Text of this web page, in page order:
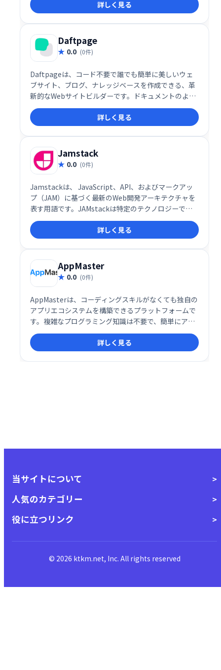
ます。
詳しく見る
Daftpage
0.0 (0件)
Daftpageは、コード不要で誰でも簡単に美しいウェ
ブサイト、ブログ、ナレッジベースを作成できる、革
新的なWebサイトビルダーです。ドキュメントのよう
に直感的に操作でき、数分で完成。無料で利用でき、
手軽に魅力的なオンラインプレゼンスを構築できま
す。
詳しく見る
Jamstack
0.0 (0件)
Jamstackは、 JavaScript、API、およびマークアッ
プ（JAM）に基づく最新のWeb開発アーキテクチャを
表す用語です。JAMstackは特定のテクノロジーでは
なく、アプリやWebサイトを構築するための別の方法
です。
詳しく見る
AppMaster
0.0 (0件)
AppMasterは、コーディングスキルがなくても独自の
アプリエコシステムを構築できるプラットフォームで
す。複雑なプログラミング知識は不要で、簡単にアプ
リ開発を始められます。直感的なインターフェース
で、効率的な開発と迅速なリリースを実現します。 あ
なたのビジネスを加速させる、革新的なアプリ開発ソ
リューションです。
詳しく見る
当サイトについて
人気のカテゴリー
役に立つリンク
© 2026 ktkm.net, Inc. All rights reserved